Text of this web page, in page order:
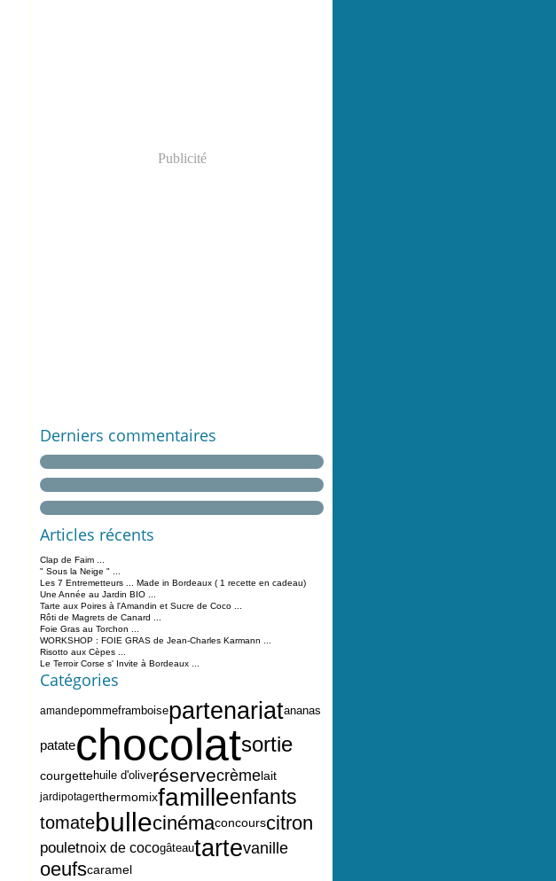
Publicité
Derniers commentaires
Articles récents
Clap de Faim ...
" Sous la Neige " ...
Les 7 Entremetteurs ... Made in Bordeaux ( 1 recette en cadeau)
Une Année au Jardin BIO ...
Tarte aux Poires à l'Amandin et Sucre de Coco ...
Rôti de Magrets de Canard ...
Foie Gras au Torchon ...
WORKSHOP : FOIE GRAS de Jean-Charles Karmann ...
Risotto aux Cèpes ...
Le Terroir Corse s' Invite à Bordeaux ...
Catégories
amandepommeframboisepartenariatananas
patatechocolatsortie
courgettehuile d'oliveréservecrèmelait
jardipotagerthermomixfamilleenfants
tomatebullecinémaconcourscitron
pouletnoix de cocogâteautartevanille
oeufscaramel